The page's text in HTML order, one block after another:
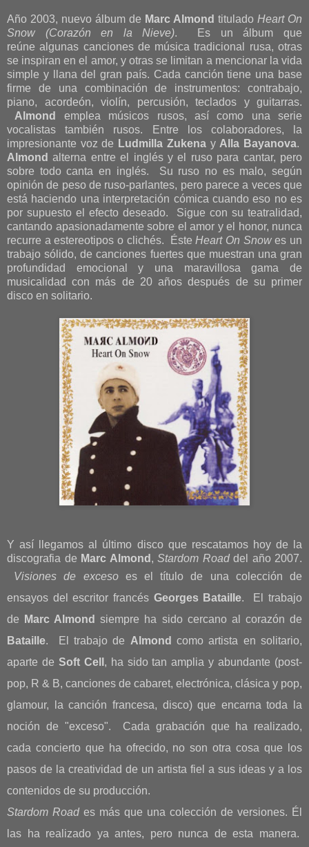
Año 2003, nuevo álbum de Marc Almond titulado Heart On
Snow (Corazón en la Nieve).
Es un álbum que
reúne algunas canciones de música tradicional rusa, otras
se inspiran en el amor, y otras se limitan a mencionar la vida
simple y llana del gran país. Cada canción tiene una base
firme de una combinación de instrumentos: contrabajo,
piano, acordeón, violín, percusión, teclados y guitarras.
Almond
emplea músicos rusos, así como una serie
vocalistas también rusos. Entre los colaboradores, la
impresionante voz de Ludmilla Zukenay Alla Bayanova.
Almond alterna entre el inglés y el ruso para cantar, pero
sobre todo canta en inglés.
Su ruso no es malo, según
opinión de peso de ruso-parlantes, pero parece a veces que
está haciendo una interpretación cómica cuando eso no es
por supuesto el efecto deseado.
Sigue con su teatralidad,
cantando apasionadamente sobre el amor y el honor, nunca
recurre a estereotipos o clichés.
ÉsteHeart On Snowes un
trabajo sólido, de canciones fuertes que muestran una gran
profundidad emocional y una maravillosa gama de
musicalidad con más de 20 años después de su primer
disco en solitario.
Y así llegamos al último disco que rescatamos hoy de la
discografia de Marc Almond , Stardom Roaddel año 2007.
Visiones de excesoes el título de una colección de
ensayos del escritor francés Georges Bataille. El trabajo
de
Marc Almond siempre ha sido cercano al corazón de
Bataille. El trabajo de Almond como artista en solitario,
aparte de Soft Cell , ha sido tan amplia y abundante (post-
pop, R & B, canciones de cabaret, electrónica, clásica y pop,
glamour, la canción francesa, disco) que encarna toda la
noción de "exceso". Cada grabación que ha realizado,
cada concierto que ha ofrecido, no son otra cosa que los
pasos de la creatividad de un artista fiel a sus ideas y a los
contenidos de su producción.
Stardom Roades más que una colección de versiones. Él
las ha realizado ya antes, pero nunca de esta manera.